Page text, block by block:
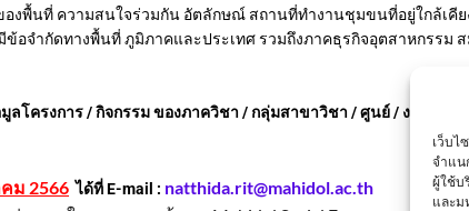
เว็บ
จำแน
ผู้ใช้บ
และม
พื้นที่ ความสนใจร่วมกัน อัตลักษณ์ สถานที่ทำงานชุมขนที่อยู่ใกล้เคีย
ำกัดทางพื้นที่ ภูมิภาคและประเทศ รวมถึงภาคธุรกิจอุตสาหกรรม ส
ลโครงการ / กิจกรรม ของภาควิชา / กลุ่มสาขาวิชา / ศูนย์ / งาน ที่สอ
ม 2566 ได้ที่ E-mail : natthida.rit@mahidol.ac.th